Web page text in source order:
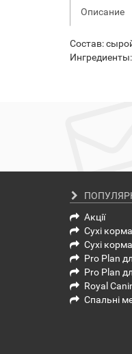
Описание
Состав:
Акції
Сухі
Сухі
Pro Plan
Pro Plan
Royal
Спальні